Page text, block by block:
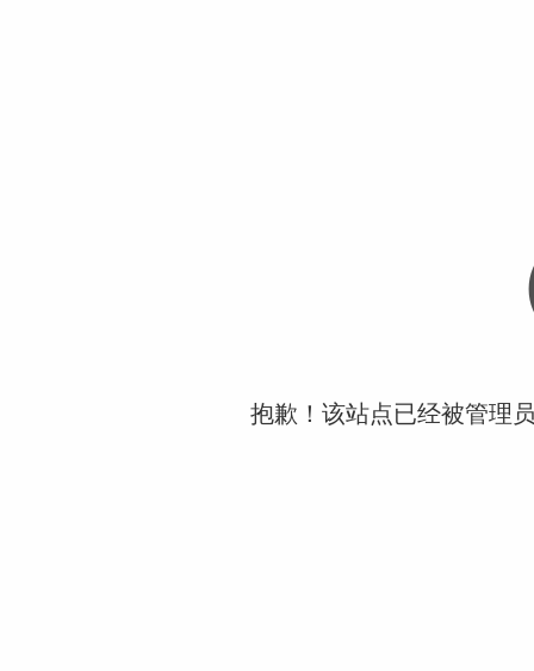
抱歉！该站点已经被管理